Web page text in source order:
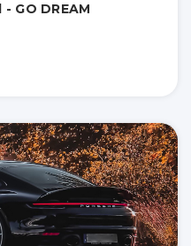
GO DREAM